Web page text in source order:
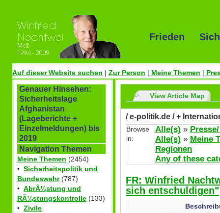
Frieden
Auf dieser Website suchen | Zur Person | Meine Themen |
Genauer Hinsehen:
Sicherheitslage
Afghanistan
(Lageberichte +
Einzelmeldungen) bis
2019
Navigation Themen
Meine Themen (2454)
• Sicherheitspolitik und
Bundeswehr(787)
• AbrÃ¼stung und
RÃ¼stungskontrolle (133)
• Zivile
View Article Map
/ e-politik.de / +
Browse
in:
Alle(s) »
Alle(s) » Meine
Regionen
Any of these
FR: Winfried
sich entschuldigen"